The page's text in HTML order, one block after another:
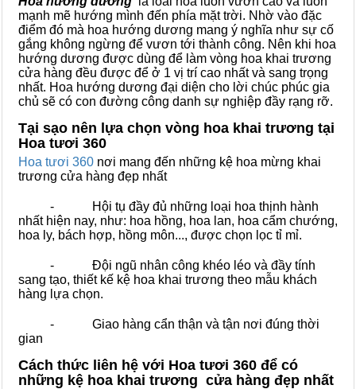
mạnh mẽ hướng mình đến phía mặt trời. Nhờ vào đặc
điểm đó mà hoa hướng dương mang ý nghĩa như sự cố
gắng không ngừng để vươn tới thành công. Nên khi hoa
hướng dương được dùng để làm vòng hoa khai trương
cửa hàng đều được để ở 1 vị trí cao nhất và sang trọng
nhất. Hoa hướng dương đại diện cho lời chúc phúc gia
chủ sẽ có con đường công danh sự nghiệp đầy rạng rỡ.
Tại sạo nên lựa chọn vòng hoa khai trương tại
Hoa tươi 360
Hoa tươi 360 nơi mang đến những kệ hoa mừng khai
trương cửa hàng đẹp nhất
- Hội tụ đầy đủ những loại hoa thịnh hành
nhất hiện nay, như: hoa hồng, hoa lan, hoa cẩm chướng,
hoa ly, bách hợp, hồng môn..., được chọn lọc tỉ mỉ.
- Đội ngũ nhân công khéo léo và đầy tính
sang tạo, thiết kế kệ hoa khai trương theo mẫu khách
hàng lựa chọn.
- Giao hàng cẩn thận và tận nơi đúng thời
gian
Cách thức liên hệ với Hoa tươi 360 để có
những kệ hoa khai trương cửa hàng đẹp nhất